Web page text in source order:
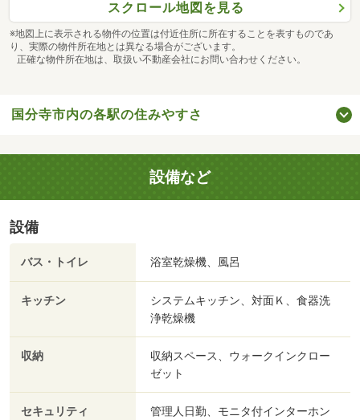
スクロール地図を見る
※地図上に表示される物件の位置は付近住所に所在することを表すものであ
り、実際の物件所在地とは異なる場合がございます。
正確な物件所在地は、取扱い不動産会社にお問い合わせください。
国分寺市内の各駅の住みやすさ
設備など
設備
バス・トイレ 浴室乾燥機、風呂
キッチン
システムキッチン、対面Ｋ、食器洗
浄乾燥機
収納
収納スペース、ウォークインクロー
ゼット
セキュリティ 管理人日勤、モニタ付インターホン